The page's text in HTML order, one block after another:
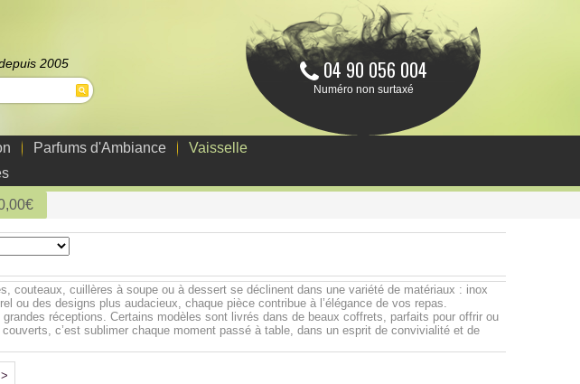
04 90 056 004
Numéro non surtaxé
2005
Parfums d'Ambiance
Vaisselle
couteaux, cuillères à soupe ou à dessert se déclinent dans une variété de matériaux : inox
ou des designs plus audacieux, chaque pièce contribue à l’élégance de vos repas.
réceptions. Certains modèles sont livrés dans de beaux coffrets, parfaits pour offrir ou
c’est sublimer chaque moment passé à table, dans un esprit de convivialité et de